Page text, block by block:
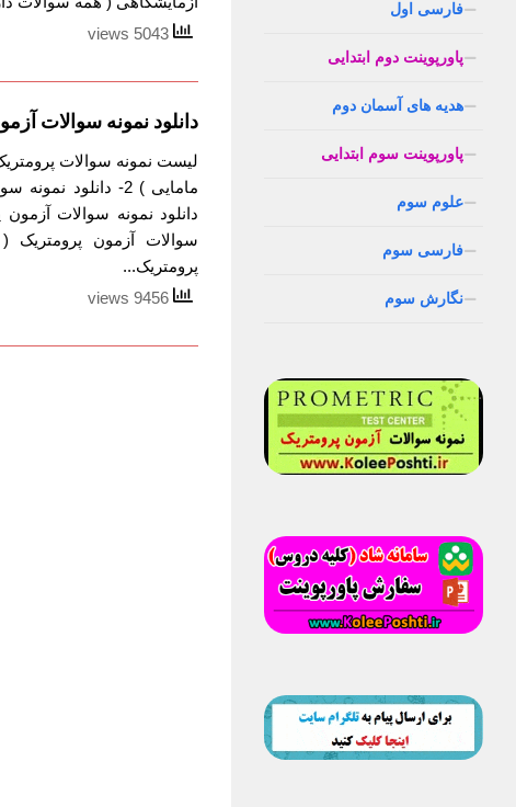
دانلود نمونه سوالات
پرومتریک...
فارسی اول
پاورپوینت دوم ابتدایی
هدیه های آسمان دوم
پاورپوینت سوم ابتدایی
علوم سوم
فارسی سوم
نگارش سوم